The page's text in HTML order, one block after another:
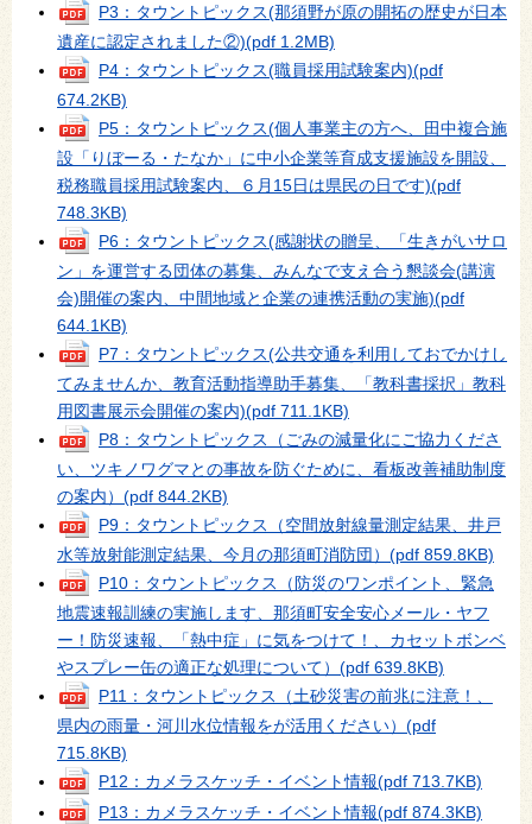
P3：タウントピックス(那須野が原の開拓の歴史が日本
遺産に認定されました②)(pdf 1.2MB)
P4：タウントピックス(職員採用試験案内)(pdf
674.2KB)
P5：タウントピックス(個人事業主の方へ、田中複合施
設「りぼーる・たなか」に中小企業等育成支援施設を開設、
税務職員採用試験案内、６月15日は県民の日です)(pdf
748.3KB)
P6：タウントピックス(感謝状の贈呈、「生きがいサロ
ン」を運営する団体の募集、みんなで支え合う懇談会(講演
会)開催の案内、中間地域と企業の連携活動の実施)(pdf
644.1KB)
P7：タウントピックス(公共交通を利用しておでかけし
てみませんか、教育活動指導助手募集、「教科書採択」教科
用図書展示会開催の案内)(pdf 711.1KB)
P8：タウントピックス（ごみの減量化にご協力くださ
い、ツキノワグマとの事故を防ぐために、看板改善補助制度
の案内） (pdf 844.2KB)
P9：タウントピックス（空間放射線量測定結果、井戸
水等放射能測定結果、今月の那須町消防団） (pdf 859.8KB)
P10：タウントピックス（防災のワンポイント、緊急
地震速報訓練の実施します、那須町安全安心メール・ヤフ
ー！防災速報、「熱中症」に気をつけて！、カセットボンベ
やスプレー缶の適正な処理について） (pdf 639.8KB)
P11：タウントピックス（土砂災害の前兆に注意！、
県内の雨量・河川水位情報をが活用ください） (pdf
715.8KB)
P12：カメラスケッチ・イベント情報(pdf 713.7KB)
P13：カメラスケッチ・イベント情報(pdf 874.3KB)